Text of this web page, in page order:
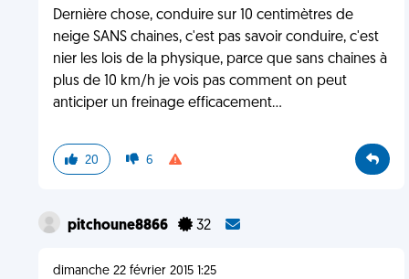
Dernière chose, conduire sur 10 centimètres de
neige SANS chaines, c'est pas savoir conduire, c'est
nier les lois de la physique, parce que sans chaines à
plus de 10 km/h je vois pas comment on peut
anticiper un freinage efficacement...
20 6
pitchoune8866 32
dimanche 22 février 2015 1:25